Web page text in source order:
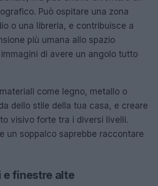
Può ospitare una zona
o una libreria, e contribuisce a
più umana allo spazio
di avere un angolo tutto
come legno, metallo o
dello stile della tua casa, e creare
visivo forte tra i diversi livelli.
un soppalco saprebbe raccontare
e finestre alte